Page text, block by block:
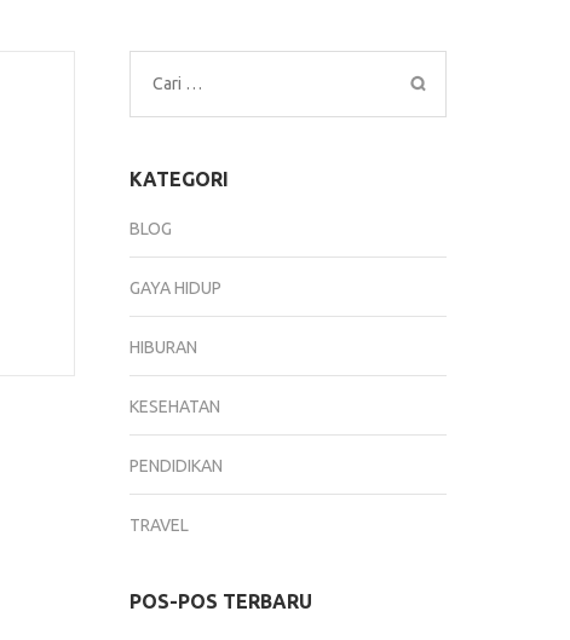
Cari
untuk:
KATEGORI
BLOG
GAYA HIDUP
HIBURAN
KESEHATAN
PENDIDIKAN
TRAVEL
POS-POS TERBARU